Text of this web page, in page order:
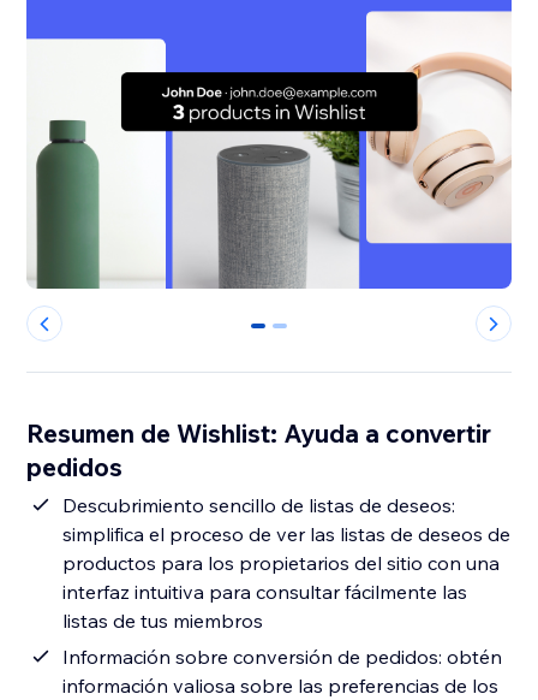
0 1
Resumen de Wishlist: Ayuda a convertir
pedidos
Descubrimiento sencillo de listas de deseos:
simplifica el proceso de ver las listas de deseos de
productos para los propietarios del sitio con una
interfaz intuitiva para consultar fácilmente las
listas de tus miembros
Información sobre conversión de pedidos: obtén
información valiosa sobre las preferencias de los